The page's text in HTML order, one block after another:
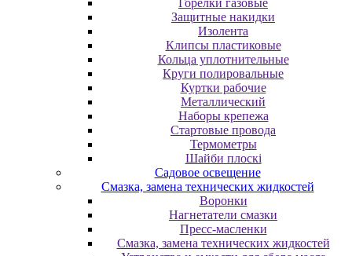
Горелки газовые
Защитные накидки
Изолента
Клипсы пластиковые
Кольца уплотнительные
Круги полировальные
Куртки рабочие
Металлический
Наборы крепежа
Стартовые провода
Термометры
Шайби плоскі
Садовое освещение
Смазка, замена технических жидкостей
Воронки
Нагнетатели смазки
Пресс-масленки
Смазка, замена технических жидкостей